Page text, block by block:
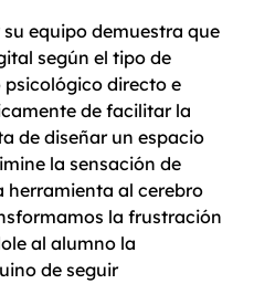
equipo demuestra que
según el tipo de
directo e
de facilitar la
de diseñar un espacio
la sensación de
herramienta al cerebro
la frustración
al alumno la
de seguir